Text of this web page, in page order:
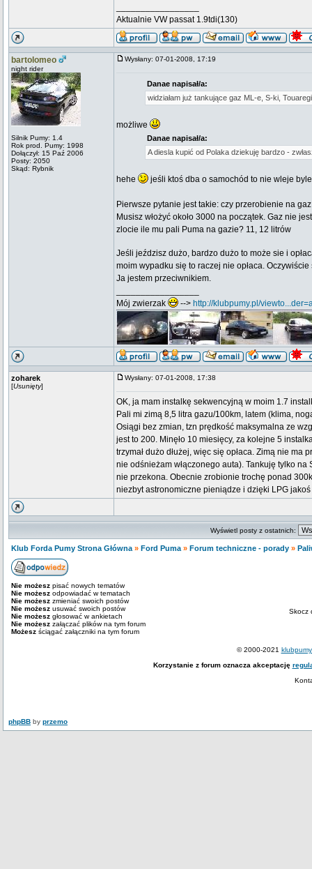
Aktualnie VW passat 1.9tdi(130)
bartolomeo
night rider
Silnik Pumy: 1.4
Rok prod. Pumy: 1998
Dołączył: 15 Paź 2006
Posty: 2050
Skąd: Rybnik
Wysłany: 07-01-2008, 17:19
Danae napisał/a:
widziałam już tankujące gaz ML-e, S-ki,
możliwe
Danae napisał/a:
A diesla kupić od Polaka dziekuję bardzo -
hehe jeśli ktoś dba o samochód to nie wleje
Pierwsze pytanie jest takie: czy przerobienie na
Musisz włożyć około 3000 na początek. Gaz nie
zlocie ile mu pali Puma na gazie? 11, 12 litrów
Jeśli jeździsz dużo, bardzo dużo to może sie i
moim wypadku się to raczej nie opłaca.
Ja jestem przeciwnikiem.
Mój zwierzak
--> http://klubpumy.pl/
zoharek
[Usunięty]
Wysłany: 07-01-2008, 17:38
OK, ja mam instalkę sekwencyjną w moim 1.7
Pali mi zimą 8,5 litra gazu/100km, latem (klima,
Osiągi bez zmian, tzn prędkość maksymalna ze
jest to 200. Minęło 10 miesięcy, za kolejne 5
trzymał dużo dłużej, więc się opłaca. Zimą nie
nie odśnieżam włączonego auta). Tankuję tylko
nie przekona. Obecnie zrobionie trochę ponad
niezbyt astronomiczne pieniądze i dzięki LPG
Wyświetl posty z ostatnich:
Klub Forda Pumy Strona Główna » Ford Puma » Forum techniczne - porady »
Nie możesz pisać nowych tematów
Nie możesz odpowiadać w tematach
Nie możesz zmieniać swoich postów
Nie możesz usuwać swoich postów
Nie możesz głosować w ankietach
Nie możesz załączać plików na tym forum
Możesz ściągać załączniki na tym forum
Skocz
© 2000-2021
Korzystanie z forum oznacza akceptację
phpBB by przemo